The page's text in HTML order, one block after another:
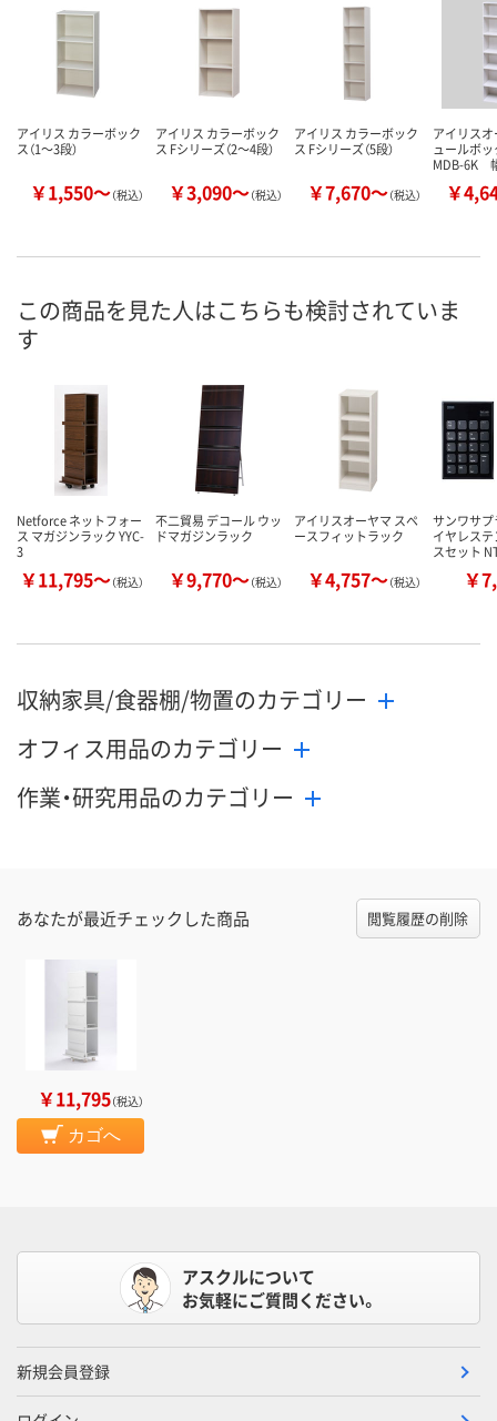
アイリス カラーボック
ス（1～3段）
￥1,550～（税込）
アイリス カラーボック
ス Fシリーズ（2～4段）
￥3,090～（税込）
アイリス カラーボック
ス Fシリーズ（5段）
￥7,670～（税込）
アイリス
ュールボ
MDB-6K
￥
この商品を見た人はこちらも検討されていま
す
Netforce ネットフォー
ス マガジンラック YYC-
3
￥11,795～（税込）
不二貿易 デコール ウッ
ドマガジンラック
￥9,770～（税込）
アイリスオーヤマ スペ
ースフィットラック
￥4,757～（税込）
サンワサ
イヤレス
スセット
￥
収納家具/食器棚/物置のカテゴリー
オフィス用品のカテゴリー
作業・研究用品のカテゴリー
あなたが最近チェックした商品 閲覧履歴の削除
￥11,795（税込）
カゴへ
アスクルについて
お気軽にご質問ください。
新規会員登録